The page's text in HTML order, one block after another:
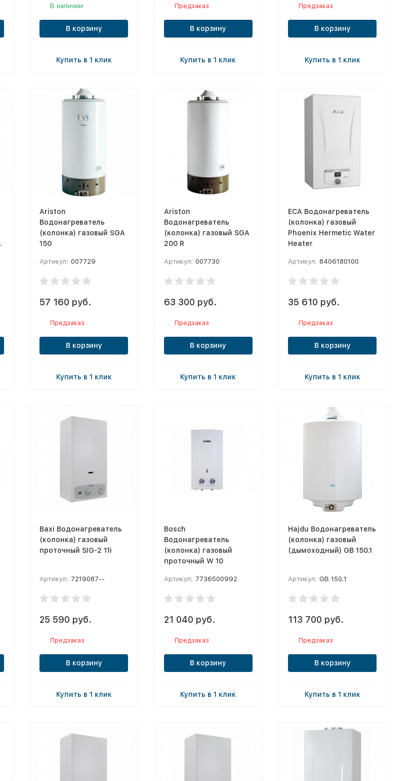
В наличии
В корзину
Купить в 1 клик
Предзаказ
В корзину
Купить в 1 клик
Предзаказ
В корзину
Купить в 1 клик
Ariston
Водонагреватель
(колонка) газовый SGA
150
Артикул: 007729
57 160 руб.
Предзаказ
В корзину
Купить в 1 клик
Ariston
Водонагреватель
(колонка) газовый SGA
200 R
Артикул: 007730
63 300 руб.
Предзаказ
В корзину
Купить в 1 клик
ECA Водонагреватель
(колонка) газовый
Phoenix Hermetic Water
Heater
Артикул: 8406180100
35 610 руб.
Предзаказ
В корзину
Купить в 1 клик
Baxi Водонагреватель
(колонка) газовый
проточный SIG-2 11i
Артикул: 7219087--
25 590 руб.
Предзаказ
В корзину
Купить в 1 клик
Bosch
Водонагреватель
(колонка) газовый
проточный W 10
Артикул: 7736500992
21 040 руб.
Предзаказ
В корзину
Купить в 1 клик
Hajdu Водонагреватель
(колонка) газовый
(дымоходный) GB 150.1
Артикул: GB 150.1
113 700 руб.
Предзаказ
В корзину
Купить в 1 клик